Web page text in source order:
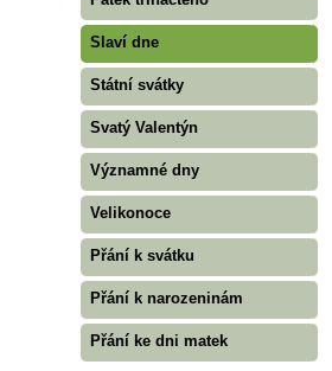
Slaví dne
Státní svátky
Svatý Valentýn
Významné dny
Velikonoce
Přání k svátku
Přání k narozeninám
Přání ke dni matek